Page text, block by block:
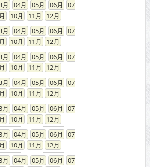
04 05 06
07
10 11
12
04 05 06
07
10 11
12
04 05 06
07
10 11
12
04 05 06
07
10 11
12
04 05 06
07
10 11
12
04 05 06
07
10 11
12
04 05 06
07